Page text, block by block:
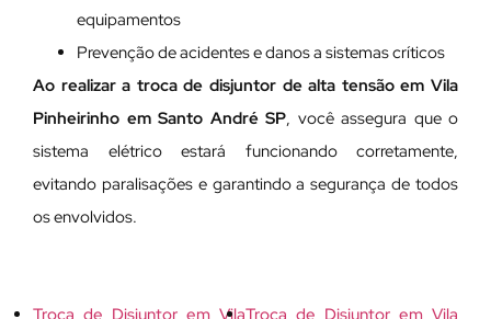
equipamentos
Prevenção de acidentes e danos a sistemas críticos
Ao realizar a troca de disjuntor de alta tensão em Vila
Pinheirinho em Santo André SP, você assegura que o
sistema elétrico estará funcionando corretamente,
evitando paralisações e garantindo a segurança de todos
os envolvidos.
Troca de Disjuntor em VilaTroca de Disjuntor em Vila